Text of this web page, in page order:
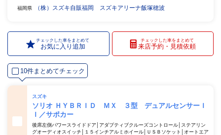
福岡県 （株）スズキ自販福岡 スズキアリーナ飯塚穂波
チェックした車をまとめて
お気に入り追加
チェックした車をまとめて
来店予約・見積依頼
10件まとめてチェック
スズキ
ソリオ ＨＹＢＲＩＤ ＭＸ ３型 デュアルセンサーＩ
Ｉ／サポカー
後席左側パワースライドドア│アダプティブクルーズコントロール│ステアリン
グオーディオスイッチ│１５インチアルミホイール│ＵＳＢソケット│オートエア